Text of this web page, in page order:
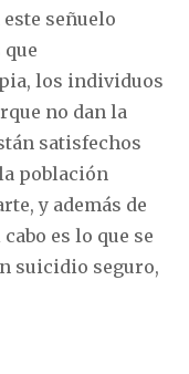
señuelo
los individuos
no dan la
satisfechos
población
y además de
es lo que se
suicidio seguro,